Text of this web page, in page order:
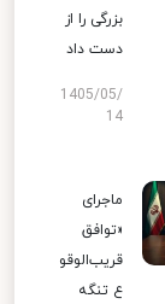
بزرگی را از
دست داد
1405/05/
14
ماجرای
«توافق
قریب‌الوقو
ع تنگه